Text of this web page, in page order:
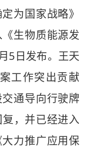
为国家战略》
生物质能源发
5日发布。王天
工作突出贡献
通导向行驶牌
，并已经进入
力推广应用保